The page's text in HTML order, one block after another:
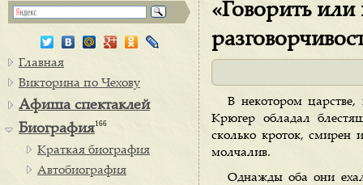
«Говорить или
В некотором
Крюгер обладал
сколько кроток, смирен
молчалив.
Однажды оба они
Главная
Викторина по Чехову
Афиша спектаклей
Биография166
Краткая биография
Автобиография